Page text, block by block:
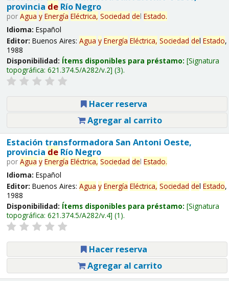
provincia deRío Negro
por Agua y Energía Eléctrica, Sociedad del Estado.
Idioma: Español
Editor: Buenos Aires: Agua y Energía Eléctrica, Sociedad del Estado,
1988
Disponibilidad: Ítems disponibles para préstamo: Signatura
topográfica: 621.374.5/A282/v.2 (3).
Hacer reserva
Agregar al carrito
Estación transformadora San Antoni Oeste,
provincia deRío Negro
por Agua y Energía Eléctrica, Sociedad del Estado.
Idioma: Español
Editor: Buenos Aires: Agua y Energía Eléctrica, Sociedad del Estado,
1988
Disponibilidad: Ítems disponibles para préstamo: Signatura
topográfica: 621.374.5/A282/v.4 (1).
Hacer reserva
Agregar al carrito